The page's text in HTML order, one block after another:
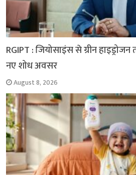
RGIPT : जियोसाइंस से ग्रीन हाइड्रोजन
नए शोध अवसर
August 8, 2026